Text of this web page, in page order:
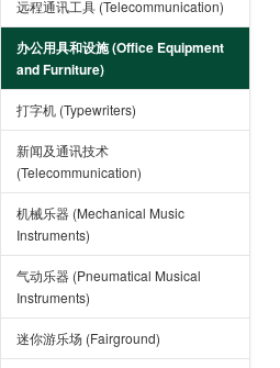
远程通讯工具 (Telecommunication)
办公用具和设施 (Office Equipment
and Furniture)
打字机 (Typewriters)
新闻及通讯技术
(Telecommunication)
机械乐器 (Mechanical Music
Instruments)
气动乐器 (Pneumatical Musical
Instruments)
迷你游乐场 (Fairground)